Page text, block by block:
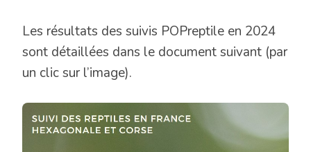
Les résultats des suivis POPreptile en 2024
sont détaillées dans le document suivant (par
un clic sur l’image).